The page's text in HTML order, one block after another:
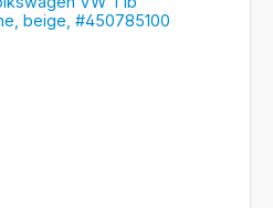
beige, #450785100